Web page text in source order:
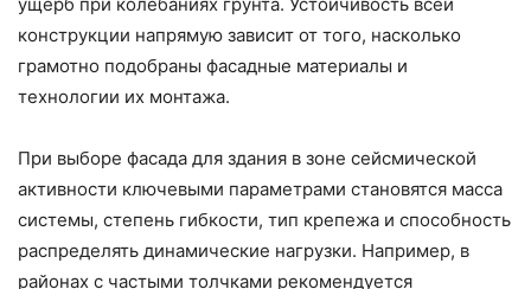
конструкции напрямую зависит от того, насколько
грамотно подобраны фасадные материалы и
технологии их монтажа.
При выборе фасада для здания в зоне сейсмической
активности ключевыми параметрами становятся масса
системы, степень гибкости, тип крепежа и способность
распределять динамические нагрузки. Например, в
районах с частыми толчками рекомендуется